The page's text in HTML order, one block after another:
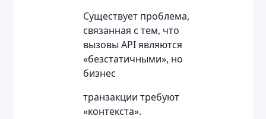
Существует проблема,
связанная с тем, что
вызовы API являются
«безстатичными», но
бизнес
транзакции требуют
«контекста».